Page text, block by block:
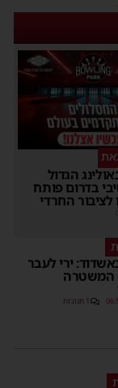
הגדול
בדרום פותח
החרדי
ירי לעבר
1 תגובות